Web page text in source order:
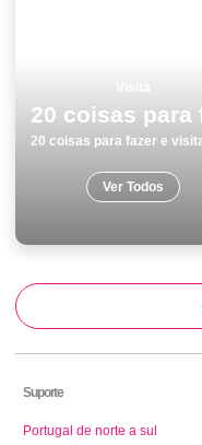
Ver Todos
Suporte
Portugal de norte a sul